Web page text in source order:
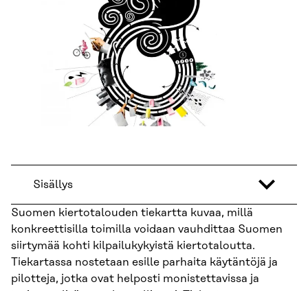
Sisällys
Suomen kiertotalouden tiekartta kuvaa, millä
konkreettisilla toimilla voidaan vauhdittaa Suomen
siirtymää kohti kilpailukykyistä kiertotaloutta.
Tiekartassa nostetaan esille parhaita käytäntöjä ja
pilotteja, jotka ovat helposti monistettavissa ja